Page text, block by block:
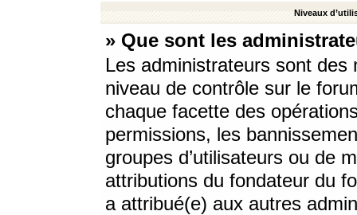
Niveaux
» Que sont les
Les administrateurs sont
niveau de contrôle sur le
chaque facette des
permissions, les
groupes d’utilisateurs ou de
attributions du fondateur du
a attribué(e) aux autres